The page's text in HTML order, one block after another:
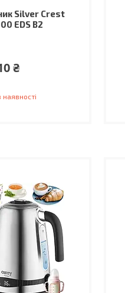
Silver Crest
EDS B2
₴